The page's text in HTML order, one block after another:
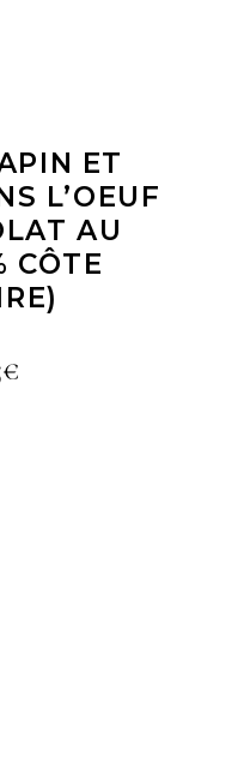
ET
L’OEUF
AU
CÔTE
€